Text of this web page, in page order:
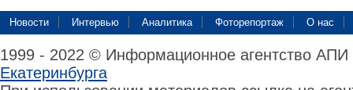
Новости Интервью Аналитика Фоторепортаж О нас
1999 - 2022 © Информационное агентство
Екатеринбурга